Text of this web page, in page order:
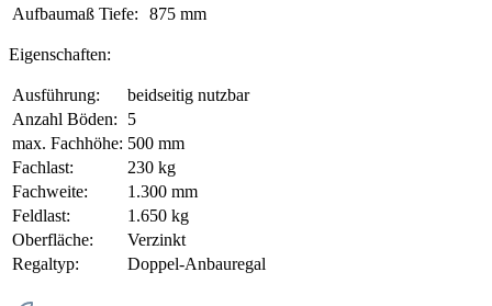
Aufbaumaß Tiefe: 875 mm
Eigenschaften:
Ausführung:
beidseitig nutzbar
Anzahl Böden:
5
max. Fachhöhe: 500 mm
Fachlast:
230 kg
Fachweite:
1.300 mm
Feldlast:
1.650 kg
Oberfläche:
Verzinkt
Regaltyp:
Doppel-Anbauregal